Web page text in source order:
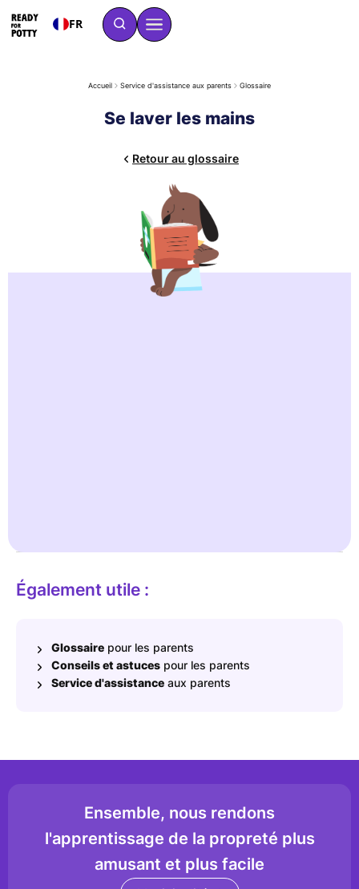
FR
Accueil Service d'assistance aux parents Glossaire
Se laver les mains
Retour au glossaire
Également utile :
Glossaire pour les parents
Conseils et astuces pour les parents
Service d'assistance aux parents
Ensemble, nous rendons
l'apprentissage de la propreté plus
amusant et plus facile